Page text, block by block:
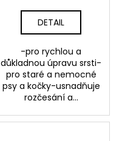
DETAIL
-pro rychlou a
důkladnou úpravu srsti-
pro staré a nemocné
psy a kočky-usnadňuje
rozčesání a...